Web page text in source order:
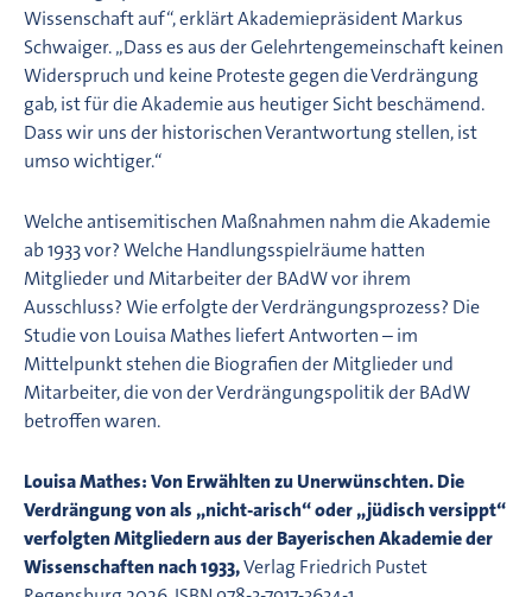
Wissenschaft auf“, erklärt Akademiepräsident Markus
Schwaiger. „Dass es aus der Gelehrtengemeinschaft keinen
Widerspruch und keine Proteste gegen die Verdrängung
gab, ist für die Akademie aus heutiger Sicht beschämend.
Dass wir uns der historischen Verantwortung stellen, ist
umso wichtiger.“
Welche antisemitischen Maßnahmen nahm die Akademie
ab 1933 vor? Welche Handlungsspielräume hatten
Mitglieder und Mitarbeiter der BAdW vor ihrem
Ausschluss? Wie erfolgte der Verdrängungsprozess? Die
Studie von Louisa Mathes liefert Antworten – im
Mittelpunkt stehen die Biografien der Mitglieder und
Mitarbeiter, die von der Verdrängungspolitik der BAdW
betroffen waren.
Louisa Mathes: Von Erwählten zu Unerwünschten. Die
Verdrängung von als „nicht-arisch“ oder „jüdisch versippt“
verfolgten Mitgliedern aus der Bayerischen Akademie der
Wissenschaften nach 1933,Verlag Friedrich Pustet